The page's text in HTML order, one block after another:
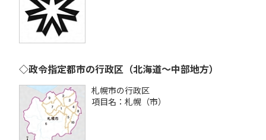
◇政令指定都市の行政区（北海道～中部地方）
札幌市の行政区
項目名：札幌（市）